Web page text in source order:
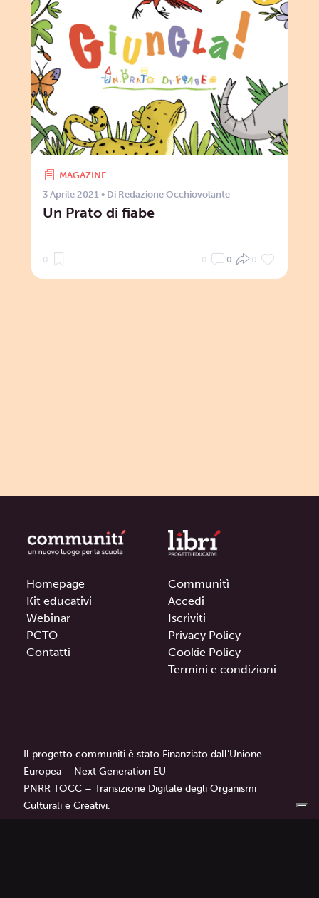
MAGAZINE
3 Aprile 2021 • Di Redazione Occhiovolante
Un Prato di fiabe
0 0 0 0
Homepage
Kit educativi
Webinar
PCTO
Contatti
Communitì
Accedi
Iscriviti
Privacy Policy
Cookie Policy
Termini e condizioni
Il progetto communitì è stato Finanziato dall’Unione
Europea – Next Generation EU
PNRR TOCC – Transizione Digitale degli Organismi
Culturali e Creativi.